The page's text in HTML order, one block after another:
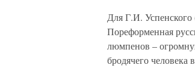
Для Г.И. Успенского
Пореформенная
люмпенов –
бродячего